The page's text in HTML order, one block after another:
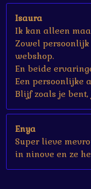
Isaura
Ik kan alleen
Zowel
webshop.
En beide
Een persoonlijke
Blijf zoals je bent,
Enya
Super lieve
in ninove en ze